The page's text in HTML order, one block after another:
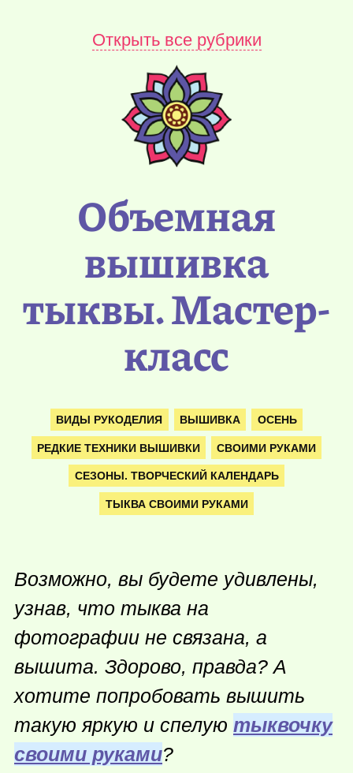
Открыть все рубрики
Объемная
вышивка
тыквы. Мастер-
класс
ВИДЫ РУКОДЕЛИЯ ВЫШИВКА ОСЕНЬ
РЕДКИЕ ТЕХНИКИ ВЫШИВКИ СВОИМИ РУКАМИ
СЕЗОНЫ. ТВОРЧЕСКИЙ КАЛЕНДАРЬ
ТЫКВА СВОИМИ РУКАМИ
Возможно, вы будете удивлены,
узнав, что тыква на
фотографии не связана, а
вышита. Здорово, правда? А
хотите попробовать вышить
такую яркую и спелую тыквочку
своими руками?